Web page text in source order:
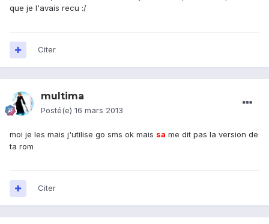
que je l'avais recu :/
Citer
multima
Posté(e) 16 mars 2013
moi je les mais j'utilise go sms ok mais sa me dit pas la version de
ta rom
Citer